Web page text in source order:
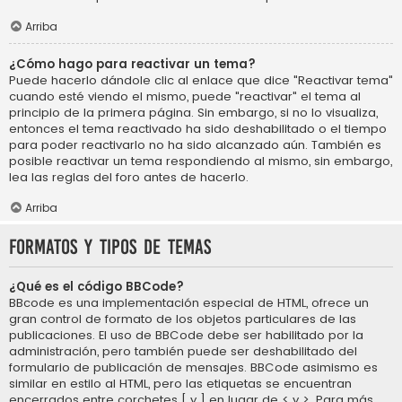
Arriba
¿Cómo hago para reactivar un tema?
Puede hacerlo dándole clic al enlace que dice "Reactivar tema"
cuando esté viendo el mismo, puede "reactivar" el tema al
principio de la primera página. Sin embargo, si no lo visualiza,
entonces el tema reactivado ha sido deshabilitado o el tiempo
para poder reactivarlo no ha sido alcanzado aún. También es
posible reactivar un tema respondiendo al mismo, sin embargo,
lea las reglas del foro antes de hacerlo.
Arriba
Formatos y tipos de temas
¿Qué es el código BBCode?
BBcode es una implementación especial de HTML, ofrece un
gran control de formato de los objetos particulares de las
publicaciones. El uso de BBCode debe ser habilitado por la
administración, pero también puede ser deshabilitado del
formulario de publicación de mensajes. BBCode asimismo es
similar en estilo al HTML, pero las etiquetas se encuentran